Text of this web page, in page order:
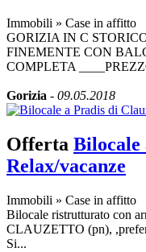
Immobili » Case in affitto
GORIZIA IN C
FINEMENTE CON
COMPLETA
Gorizia - 09.05.2018
Offerta Bilocale
Relax/vacanze
Immobili » Case in affitto
Bilocale ristrutturato con
CLAUZETTO (pn),
Si...